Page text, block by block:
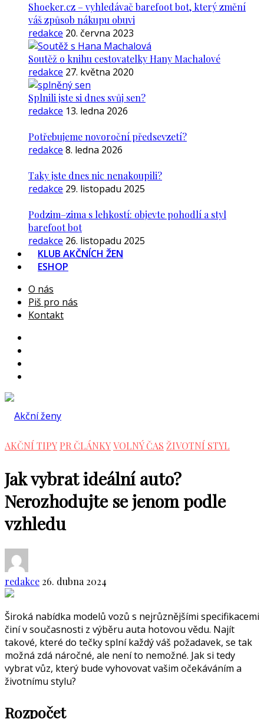
Shoeker.cz – vyhledávač barefoot bot, který změní
váš způsob nákupu obuvi
redakce 20. června 2023
Soutěž o knihu cestovatelky Hany Machalové
redakce 27. května 2020
Splnili jste si dnes svůj sen?
redakce 13. ledna 2026
Potřebujeme novoroční předsevzetí?
redakce 8. ledna 2026
Taky jste dnes nic nenakoupili?
redakce 29. listopadu 2025
Podzim–zima s lehkostí: objevte pohodlí a styl
barefoot bot
redakce 26. listopadu 2025
KLUB AKČNÍCH ŽEN
ESHOP
O nás
Piš pro nás
Kontakt
AKČNÍ TIPY PR ČLÁNKYVOLNÝ ČAS ŽIVOTNÍ STYL
Jak vybrat ideální auto?
Nerozhodujte se jenom podle
vzhledu
redakce 26. dubna 2024
Široká nabídka modelů vozů s nejrůznějšími specifikacemi
činí v současnosti z výběru auta hotovou vědu. Najít
takové, které do tečky splní každý váš požadavek, se tak
možná zdá náročné, ale není to nemožné. Jak si tedy
vybrat vůz, který bude vyhovovat vašim očekáváním a
životnímu stylu?
Rozpočet